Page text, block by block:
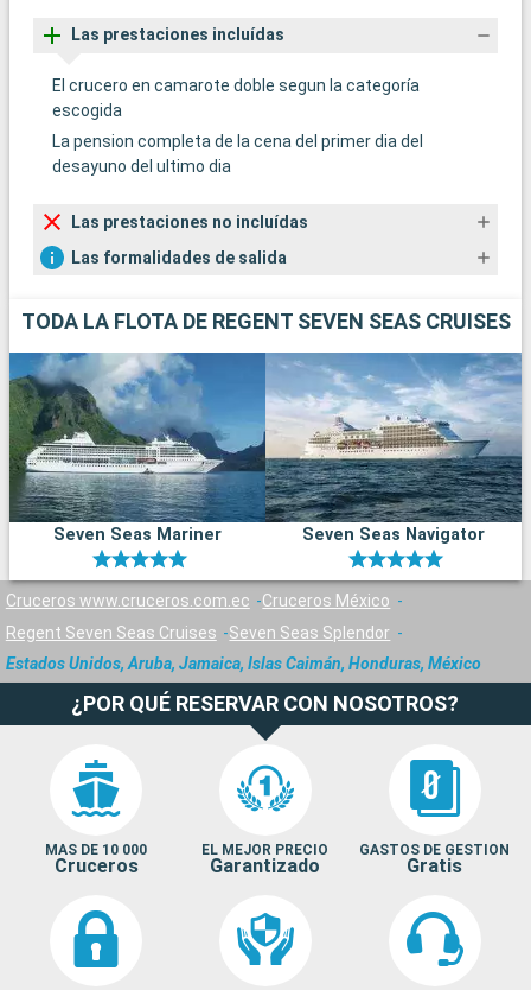
Las prestaciones incluídas
El crucero en camarote doble segun la categoría
escogida
La pension completa de la cena del primer dia del
desayuno del ultimo dia
Las prestaciones no incluídas
Las formalidades de salida
TODA LA FLOTA DE REGENT SEVEN SEAS CRUISES
Seven Seas Mariner Seven Seas Navigator
Cruceros www.cruceros.com.ec
Cruceros México
Regent Seven Seas Cruises
Seven Seas Splendor
Estados Unidos, Aruba, Jamaica, Islas Caimán, Honduras, México
¿POR QUÉ RESERVAR CON NOSOTROS?
MAS DE 10 000
Cruceros
EL MEJOR PRECIO
Garantizado
GASTOS DE GESTION
Gratis